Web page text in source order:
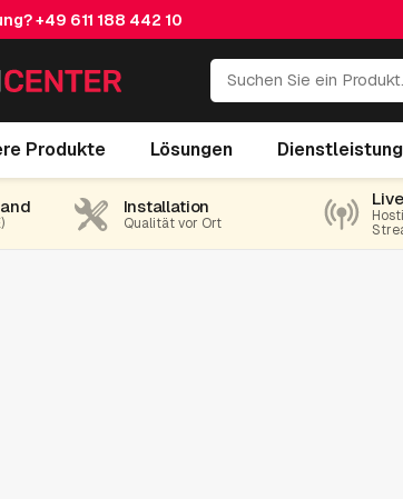
+49 611 188 442 10
Produkte Lösungen
Installation
Qualität vor Ort